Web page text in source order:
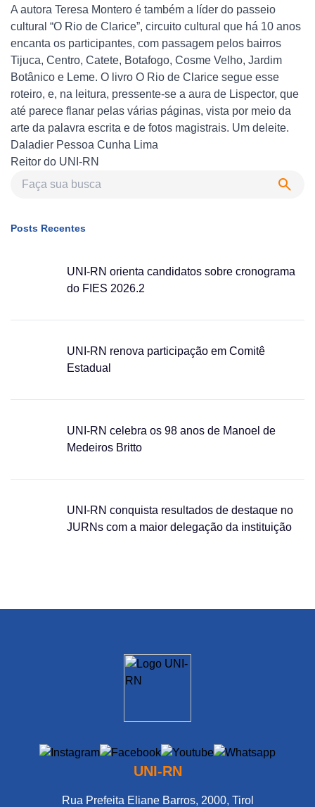
A autora Teresa Montero é também a líder do passeio
cultural “O Rio de Clarice”, circuito cultural que há 10 anos
encanta os participantes, com passagem pelos bairros
Tijuca, Centro, Catete, Botafogo, Cosme Velho, Jardim
Botânico e Leme. O livro O Rio de Clarice segue esse
roteiro, e, na leitura, pressente-se a aura de Lispector, que
até parece flanar pelas várias páginas, vista por meio da
arte da palavra escrita e de fotos magistrais. Um deleite.
Daladier Pessoa Cunha Lima
Reitor do UNI-RN
Posts Recentes
UNI-RN orienta candidatos sobre cronograma
do FIES 2026.2
UNI-RN renova participação em Comitê
Estadual
UNI-RN celebra os 98 anos de Manoel de
Medeiros Britto
UNI-RN conquista resultados de destaque no
JURNs com a maior delegação da instituição
UNI-RN
Rua Prefeita Eliane Barros, 2000, Tirol